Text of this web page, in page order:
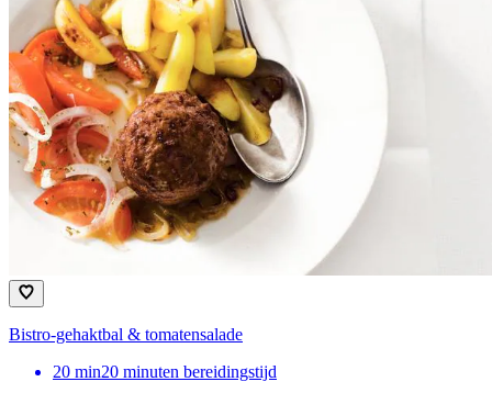
Bistro-gehaktbal & tomatensalade
20 min20 minuten bereidingstijd